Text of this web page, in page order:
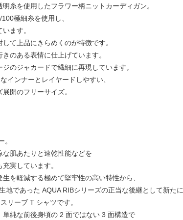
糸を使用したフラワー柄ニットカーディガン。
極細糸を使用し、
ます。
て上品にきらめくのが特徴です。
のある表情に仕上げています。
のジャカードで繊細に再現しています。
インナーとレイヤードしやすい、
開のフリーサイズ。
肌あたりと速乾性能などを
実しています。
を軽減する極めて堅牢性の⾼い特性から、
であった AQUA RIBシリーズの正当な後継として新たに
リーブ T シャツです。
純な前後⾝頃の 2 ⾯ではない 3 ⾯構造で